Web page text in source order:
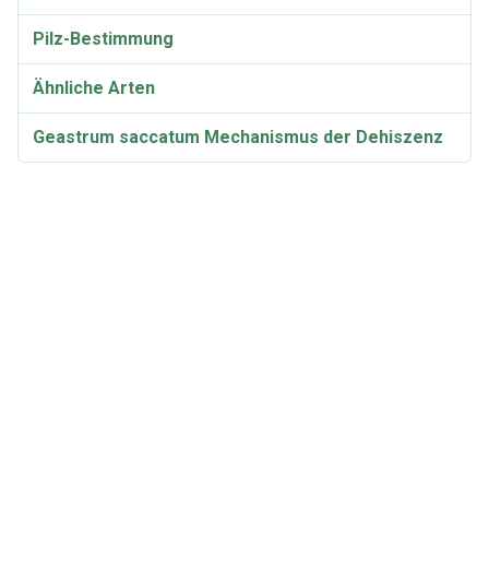
Pilz-Bestimmung
Ähnliche Arten
Geastrum saccatum Mechanismus der Dehiszenz